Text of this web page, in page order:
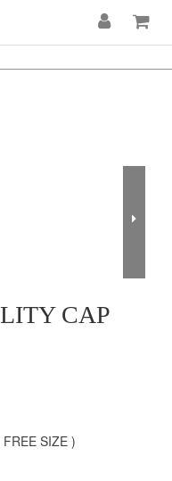
CAP
SIZE )